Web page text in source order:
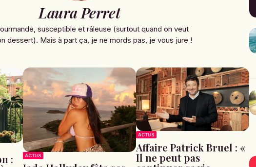
Laura Perret
susceptible et râleuse (surtout quand on veut
dessert). Mais à part ça, je ne mords pas, je vous jure !
: ACTUS
ACTUS
Affaire Patrick Bruel : «
Il ne peut pas